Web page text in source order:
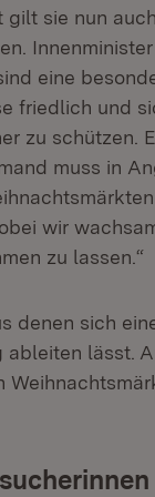
gilt sie nun
Innenminister
eine
friedlich und
zu schützen.
muss in
wir
zu lassen.“
denen sich
lässt.